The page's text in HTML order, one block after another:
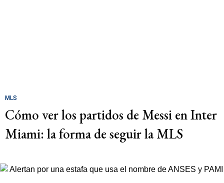
MLS
Cómo ver los partidos de Messi en Inter
Miami: la forma de seguir la MLS